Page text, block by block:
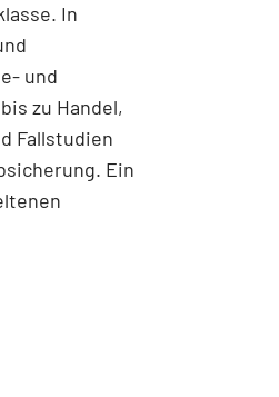
In
und
zu Handel,
Fallstudien
Ein